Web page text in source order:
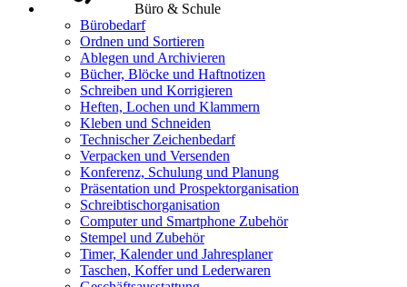
Büro & Schule
Bürobedarf
Ordnen und Sortieren
Ablegen und Archivieren
Bücher, Blöcke und Haftnotizen
Schreiben und Korrigieren
Heften, Lochen und Klammern
Kleben und Schneiden
Technischer Zeichenbedarf
Verpacken und Versenden
Konferenz, Schulung und Planung
Präsentation und Prospektorganisation
Schreibtischorganisation
Computer und Smartphone Zubehör
Stempel und Zubehör
Timer, Kalender und Jahresplaner
Taschen, Koffer und Lederwaren